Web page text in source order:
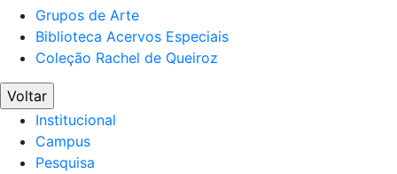
Grupos de Arte
Biblioteca Acervos Especiais
Coleção Rachel de Queiroz
Voltar
Institucional
Campus
Pesquisa